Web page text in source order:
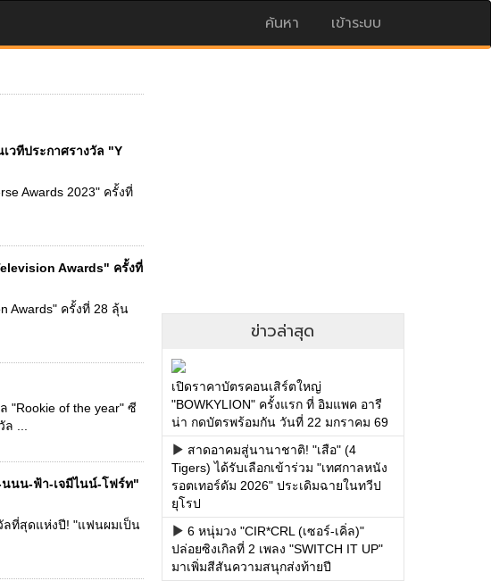
ค้นหา เข้าระบบ
วทีประกาศรางวัล "Y
Awards 2023" ครั้งที่
Awards" ครั้งที่
Awards" ครั้งที่ 28 ลุ้น
"Rookie of the year" ซี
...
นนน-ฟ้า-เจมีไนน์-โฟร์ท"
ลที่สุดแห่งปี! "แฟนผมเป็น
ข่าวล่าสุด
เปิดราคาบัตรคอนเสิร์ตใหญ่
"BOWKYLION" ครั้งแรก ที่ อิมแพค อารี
น่า กดบัตรพร้อมกัน วันที่ 22 มกราคม 69
สาดอาคมสู่นานาชาติ! "เสือ" (4
Tigers) ได้รับเลือกเข้าร่วม "เทศกาลหนัง
รอตเทอร์ดัม 2026" ประเดิมฉายในทวีป
ยุโรป
6 หนุ่มวง "CIR*CRL (เซอร์-เคิ่ล)"
ปล่อยซิงเกิลที่ 2 เพลง "SWITCH IT UP"
มาเพิ่มสีสันความสนุกส่งท้ายปี